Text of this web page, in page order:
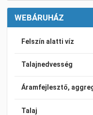
WEBÁRUHÁZ
Felszín alatti víz
Talajnedvesség
Áramfejlesztő,
Talaj